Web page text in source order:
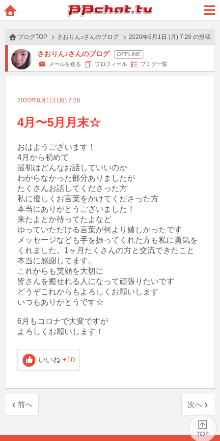
BBchatTV
ュー
ブログTOP さおりん♪さんのブログ 2020年6月1日 (月) 7:28 の投稿
さおりん♪さんのブログ
メールを送る プロフィール ブログ一覧
2020年6月1日 (月) 7:28
4月〜5月月末☆
おはようございます！
4月から初めて
最初はどんなお話していいのか
わからなかった部分ありましたが
たくさんお話してくださった方
私に優しくお言葉をかけてくださった方
本当にありがとうございました！
来たよとか待ってたよなど
ゆっていただける言葉が何より嬉しかったです
メッセージなども手を振ってくれた方も私に勇気を
くれました。1ヶ月たくさんの方と交流できたこと
本当に感謝してます。
これからも笑顔を大切に
皆さんを癒せれる人になって頑張りたいです
どうぞこれからもよろしくお願いします
いつもありがとうです☆
6月もコロナで大変ですが
よろしくお願いします！
いいね +10
前へ 次へ